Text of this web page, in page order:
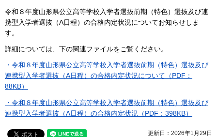
令和８年度山形県公立高等学校入学者選抜前期（特色）選抜及び連
携型入学者選抜（A日程）の合格内定状況についてお知らせしま
す。
詳細については、下の関連ファイルをご覧ください。
・令和８年度山形県公立高等学校入学者選抜前期（特色）選抜及び
連携型入学者選抜（A日程）の合格内定状況について（PDF：
88KB）
・令和８年度山形県公立高等学校入学者選抜前期（特色）選抜及び
連携型入学者選抜（A日程）の合格内定状況（PDF：398KB）
更新日：2026年1月29日